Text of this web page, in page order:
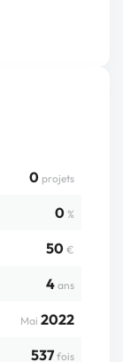
0 projets
0 %
50 €
4 ans
Mai 2022
537 fois